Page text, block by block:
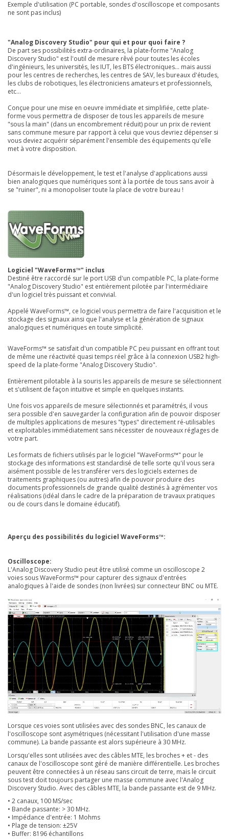
Exemple d'utilisation (PC portable, sondes d'oscilloscope et composants
ne sont pas inclus)
"Analog Discovery Studio" pour qui et pour quoi faire ?
De part ses possibilités extra-ordinaires, la plate-forme "Analog
Discovery Studio" est l'outil de mesure rêvé pour toutes les écoles
d'ingénieurs, les universités, les IUT, les BTS électroniques... mais aussi
pour les centres de recherches, les centres de SAV, les bureaux d'études,
les clubs de robotiques, les électroniciens amateurs et professionnels,
etc...
Conçue pour une mise en oeuvre immédiate et simplifiée, cette plate-
forme vous permettra de disposer de tous les appareils de mesure
"sous la main" (dans un encombrement réduit) pour un prix de revient
sans commune mesure par rapport à celui que vous devriez dépenser si
vous deviez acquérir séparément l'ensemble des équipements qu'elle
met à votre disposition.
Désormais le développement, le test et l'analyse d'applications aussi
bien analogiques que numériques sont à la portée de tous sans avoir à
se "ruiner", ni a monopoliser toute la place de votre bureau !
Logiciel "WaveForms™" inclus
Destiné être raccordé sur le port USB d'un compatible PC, la plate-forme
"Analog Discovery Studio" est entièrement pilotée par l'intermédiaire
d'un logiciel très puissant et convivial.
Appelé WaveForms™, ce logiciel vous permettra de faire l'acquisition et le
stockage des signaux ainsi que l'analyse et la génération de signaux
analogiques et numériques en toute simplicité.
WaveForms™ se satisfait d'un compatible PC peu puissant en offrant tout
de même une réactivité quasi temps réel grâce à la connexion USB2 high-
speed de la plate-forme "Analog Discovery Studio".
Entièrement pilotable à la souris les appareils de mesure se sélectionnent
et s'utilisent de façon intuitive et simple en quelques instants.
Une fois vos appareils de mesure sélectionnés et paramétrés, il vous
sera possible d'en sauvegarder la configuration afin de pouvoir disposer
de multiples applications de mesures "types" directement ré-utilisables
et exploitables immédiatement sans nécessiter de nouveaux réglages de
votre part.
Les formats de fichiers utilisés par le logiciel "WaveForms™" pour le
stockage des informations est standardisé de telle sorte qu'il vous sera
aisément possible de les transférer vers des logiciels externes de
traitements graphiques (ou autres) afin de pouvoir produire des
documents professionnels de grande qualité destinés à agrémenter vos
réalisations (idéal dans le cadre de la préparation de travaux pratiques
ou de cours dans le domaine éducatif).
Aperçu des possibilités du logiciel WaveForms™:
Oscilloscope:
L'Analog Discovery Studio peut être utilisé comme un oscilloscope 2
voies sous WaveForms™ pour capturer des signaux d'entrées
analogiques à l'aide de sondes (non livrées) sur connecteur BNC ou MTE.
Lorsque ces voies sont utilisées avec des sondes BNC, les canaux de
l'oscilloscope sont asymétriques (nécessitant l'utilisation d'une masse
commune). La bande passante est alors supérieure à 30 MHz.
Lorsqu'elles sont utilisées avec des câbles MTE, les broches + et - des
canaux de l'oscilloscope sont géré de manière différentielle. Les broches
peuvent être connectées à un réseau sans circuit de terre, mais le circuit
sous test doit toujours partager une masse commune avec l'Analog
Discovery Studio. Avec des câbles MTE, la bande passante est de 9 MHz.
• 2 canaux, 100 MS/sec
• Bande passante: > 30 MHz.
• Impédance d'entrée: 1 Mohms
• Plage de tension: ±25V
• Buffer: 8196 échantillons